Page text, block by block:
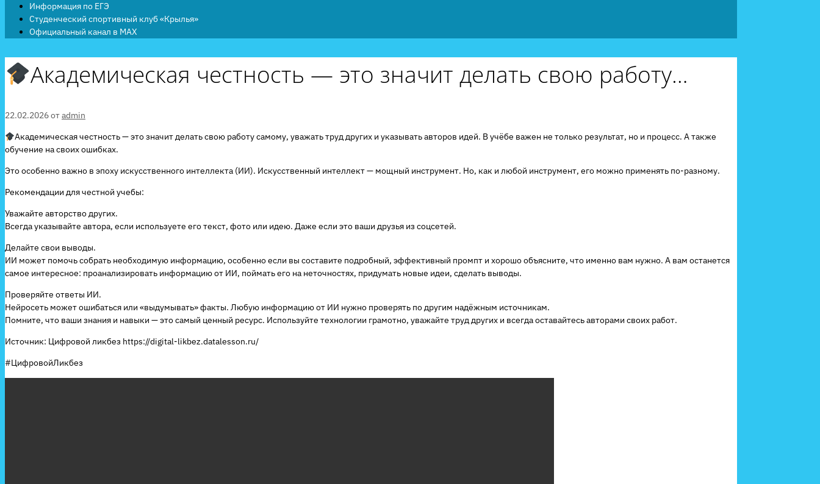
Информация по ЕГЭ
Студенческий спортивный клуб «Крылья»
Официальный канал в MAX
Академическая честность — это значит делать свою работу…
22.02.2026отadmin
Академическая честность — это значит делать свою работу самому, уважать труд других и указывать авторов идей. В учёбе важен не только результат, но и процесс. А также
обучение на своих ошибках.
Это особенно важно в эпоху искусственного интеллекта (ИИ). Искусственный интеллект — мощный инструмент. Но, как и любой инструмент, его можно применять по-разному.
Рекомендации для честной учебы:
Уважайте авторство других.
Всегда указывайте автора, если используете его текст, фото или идею. Даже если это ваши друзья из соцсетей.
Делайте свои выводы.
ИИ может помочь собрать необходимую информацию, особенно если вы составите подробный, эффективный промпт и хорошо объясните, что именно вам нужно. А вам останется
самое интересное: проанализировать информацию от ИИ, поймать его на неточностях, придумать новые идеи, сделать выводы.
Проверяйте ответы ИИ.
Нейросеть может ошибаться или «выдумывать» факты. Любую информацию от ИИ нужно проверять по другим надёжным источникам.
Помните, что ваши знания и навыки — это самый ценный ресурс. Используйте технологии грамотно, уважайте труд других и всегда оставайтесь авторами своих работ.
Источник: Цифровой ликбез https://digital-likbez.datalesson.ru/
#ЦифровойЛикбез